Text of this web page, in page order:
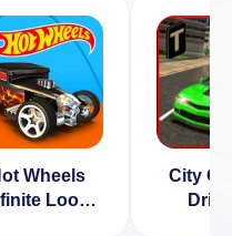
Wheels
Loop
City